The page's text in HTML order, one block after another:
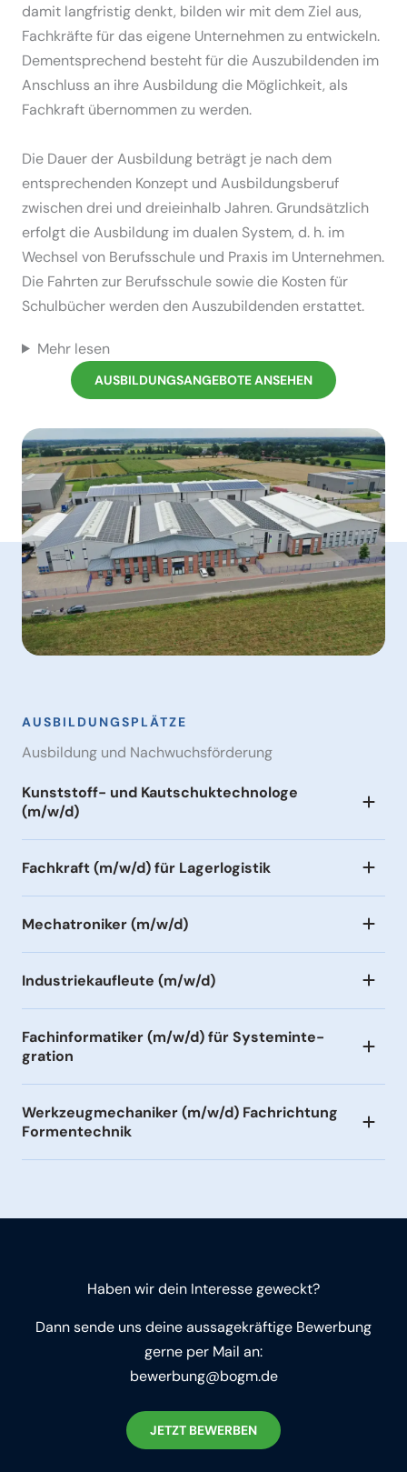
damit langfristig denkt, bilden wir mit dem Ziel aus,
Fachkräfte für das eigene Unter­nehmen zu entwi­ckeln.
Dementspre­chend besteht für die Auszu­bil­denden im
Anschluss an ihre Ausbildung die Möglichkeit, als
Fachkraft übernommen zu werden.
Die Dauer der Ausbildung beträgt je nach dem
entspre­chenden Konzept und Ausbil­dungs­beruf
zwischen drei und dreieinhalb Jahren. Grund­sätzlich
erfolgt die Ausbildung im dualen System, d. h. im
Wechsel von Berufs­schule und Praxis im Unter­nehmen.
Die Fahrten zur Berufs­schule sowie die Kosten für
Schul­bücher werden den Auszu­bil­denden erstattet.
Mehr lesen
AUSBIL­DUNGS­AN­GEBOTE ANSEHEN
AUSBIL­DUNGS­PLÄTZE
Ausbildung und Nachwuchs­för­derung
Kunst­stoff- und Kautschuk­tech­nologe
(m/w/d)
Fachkraft (m/w/d) für Lager­lo­gistik
Mecha­tro­niker (m/w/d)
Indus­trie­kauf­leute (m/w/d)
Fachin­for­ma­tiker (m/w/d) für System­in­te­
gration
Werkzeug­me­cha­niker (m/w/d) Fachrichtung
Formen­technik
Haben wir dein Interesse geweckt?
Dann sende uns deine aussa­ge­kräftige Bewerbung
gerne per Mail an:
bewerbung@bogm.de
JETZT BEWERBEN